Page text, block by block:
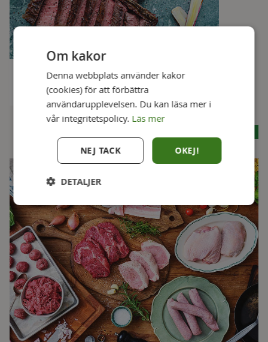
Grillad T-benstek med parmesansmör
Om kakor
Denna webbplats använder kakor
(cookies) för att förbättra
användarupplevelsen. Du kan läsa mer i
vår integritetspolicy. Läs mer
OKEJ!
NEJ TACK
DETALJER